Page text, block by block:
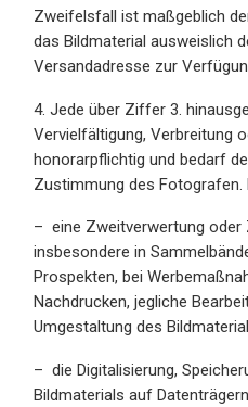
Zweifelsfall ist maßgeblich
das Bildmaterial ausweislich
Versandadresse zur
4. Jede über Ziffer 3.
Vervielfältigung, Verbreitung
honorarpflichtig und bedarf
Zustimmung des Fotografen.
– eine Zweitverwertung
insbesondere in
Prospekten, bei
Nachdrucken, jegliche
Umgestaltung des
– die Digitalisierung,
Bildmaterials auf